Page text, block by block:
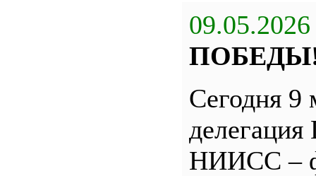
09.05.2026
Сегодня 9
НИИСС –